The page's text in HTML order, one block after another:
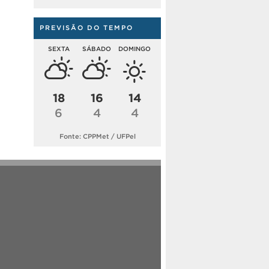
PREVISÃO DO TEMPO
SEXTA
18
6
SÁBADO
16
4
DOMINGO
14
4
Fonte: CPPMet / UFPel